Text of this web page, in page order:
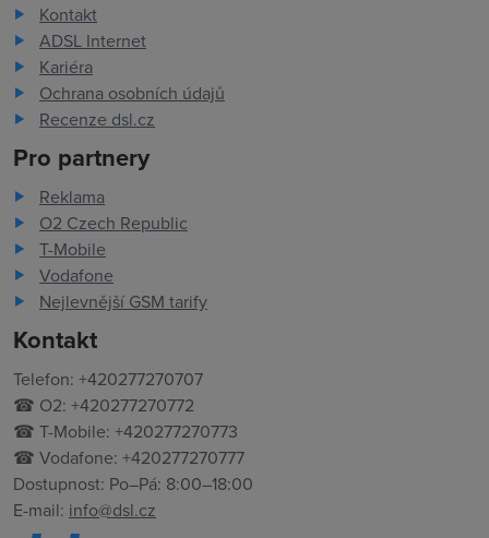
Kontakt
ADSL Internet
Kariéra
Ochrana osobních údajů
Recenze dsl.cz
Pro partnery
Reklama
O2 Czech Republic
T-Mobile
Vodafone
Nejlevnější GSM tarify
Kontakt
Telefon: +420277270707
☎ O2: +420277270772
☎ T-Mobile: +420277270773
☎ Vodafone: +420277270777
Dostupnost: Po–Pá: 8:00–18:00
E-mail: info@dsl.cz